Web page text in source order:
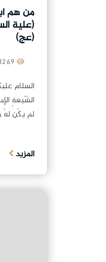
من هم
(علية
(عج)
السلام
الشّيعةِ
لم يكُن لهُ
المزيد